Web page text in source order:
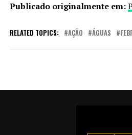
Publicado originalmente em:
RELATED TOPICS: AÇÃO ÁGUAS